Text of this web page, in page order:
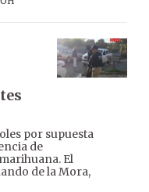
por supuesta
de
El
de la Mora,